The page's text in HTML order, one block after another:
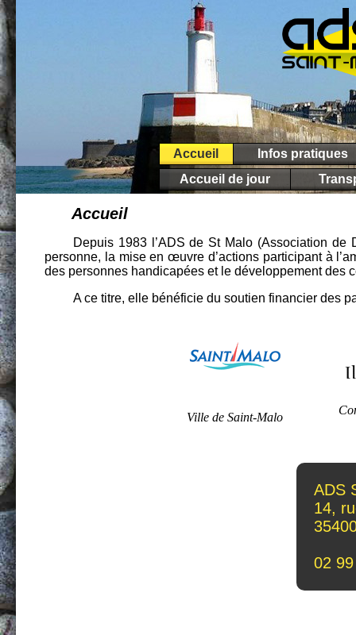
Accueil
Infos pratiques
Accueil de jour
Accueil
Depuis 1983 l’ADS de St Malo (Association de
personne, la mise en œuvre d’actions participant à
des personnes handicapées et le développement des
A ce titre, elle bénéficie du soutien financier des
Ville de Saint-Malo
ADS
14,
02